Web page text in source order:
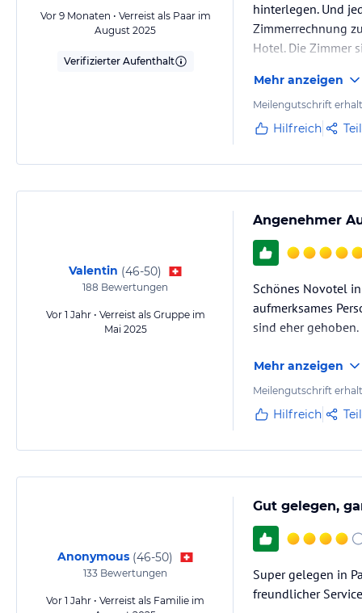
Vor 9 Monaten • Verreist als Paar im
August 2025
Verifizierter Aufenthalt
hinterlegen. Und
Zimmerrechnung
Hotel. Die Zimmer
Mehr anzeigen
Meilengutschrift
Hilfreich
Valentin (46-50)
188 Bewertungen
Vor 1 Jahr • Verreist als Gruppe im
Mai 2025
Angenehmer
Schönes Novotel
aufmerksames
sind eher gehoben.
Mehr anzeigen
Meilengutschrift
Hilfreich
Anonymous (46-50)
133 Bewertungen
Vor 1 Jahr • Verreist als Familie im
Gut gelegen,
Super gelegen in
freundlicher Service